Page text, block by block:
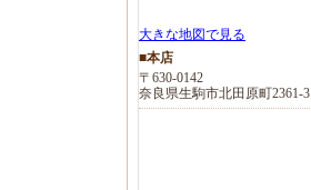
大きな地図で見る
■本店
〒630-0142
奈良県生駒市北田原町2361-3